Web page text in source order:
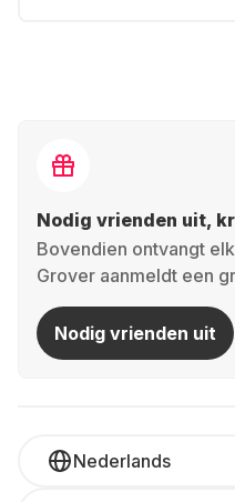
Nodig vrienden uit,
Bovendien ontvangt
Grover aanmeldt een
Nodig vrienden uit
Nederlands